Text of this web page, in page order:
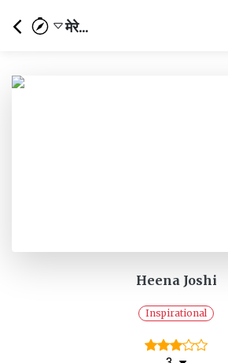
मेरे...
Heena Joshi
Inspirational